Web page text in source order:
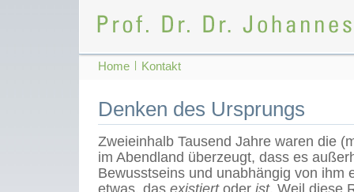
Home Kontakt
Denken des Ursprungs
Zweieinhalb Tausend Jahre waren die
im Abendland überzeugt, dass es
Bewusstseins und unabhängig von ihm
etwas, das existiertoder ist. Weil diese